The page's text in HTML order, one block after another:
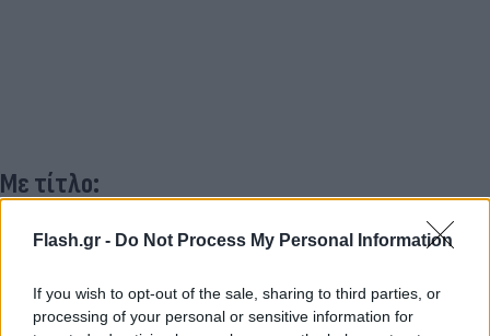
Flash.gr - Do Not Process My Personal Information
If you wish to opt-out of the sale, sharing to third parties, or
processing of your personal or sensitive information for
Με τίτλο:
«Ο Κάρολ Σφιντέρσκι στα υπόψιν της Μπολόνια»,
ΠΑΟΚ ο Κάρολ Σφιντέρσκι έχει παίξει 105